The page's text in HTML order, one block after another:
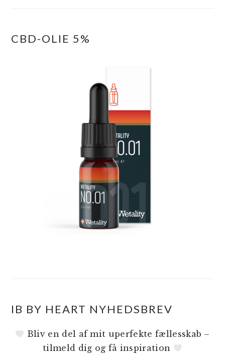
CBD-OLIE 5%
IB BY HEART NYHEDSBREV
Bliv en del af mit uperfekte fællesskab –
tilmeld dig og få inspiration